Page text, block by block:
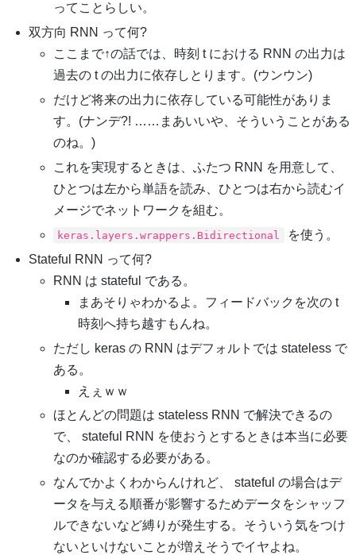
ってことらしい。
双方向 RNN って何?
ここまで↑の話では、時刻 t における RNN の出力は
過去の t の出力に依存しとります。(ウンウン)
だけど将来の出力に依存している可能性がありま
す。(ナンデ?! ……まあいいや、そういうことがある
のね。)
これを実現するときは、ふたつ RNN を用意して、
ひとつは左から単語を読み、ひとつは右から読むイ
メージでネットワークを組む。
keras.layers.wrappers.Bidirectional
を使う。
Stateful RNN って何?
RNN は stateful である。
まあそりゃわかるよ。フィードバックを次の t
時刻へ持ち越すもんね。
ただし keras の RNN はデフォルトでは stateless で
ある。
えぇｗｗ
ほとんどの問題は stateless RNN で解決できるの
で、 stateful RNN を使おうとするときは本当に必要
なのか確認する必要がある。
なんでかよくわからんけれど、 stateful の場合はデ
ータを与える順番が影響するためデータをシャッフ
ルできないなど縛りが発生する。そういう気をつけ
ないといけないことが増えそうでイヤよね。